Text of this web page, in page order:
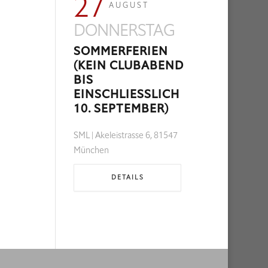
AUGUST
DONNERSTAG
SOMMERFERIEN
(KEIN CLUBABEND
BIS
EINSCHLIESSLICH 1
0. SEPTEMBER)
SML | Akeleistrasse 6, 81547
München
DETAILS